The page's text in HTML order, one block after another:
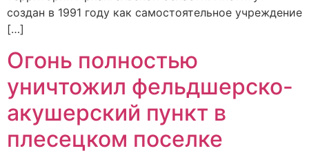
создан в 1991 году как самостоятельное учреждение
[…]
Огонь полностью
уничтожил фельдшерско-
акушерский пункт в
плесецком поселке